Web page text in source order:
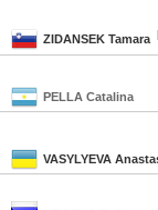
ZIDANSEK Tamara
PELLA Catalina
VASYLYEVA